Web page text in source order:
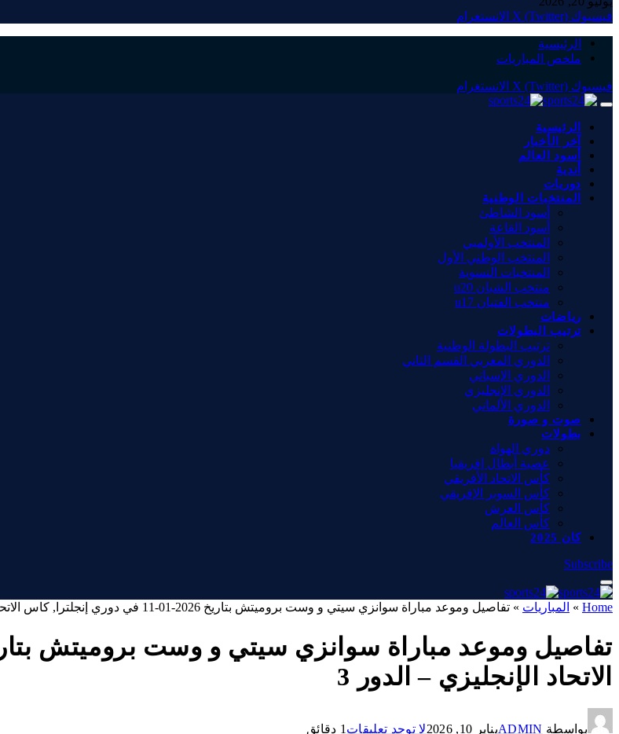
فيسبوك X (Twitter) الانستغرام
الرئيسية
ملخص المباريات
فيسبوك X (Twitter) الانستغرام
الرئيسية
آخر الأخبار
أسود العالم
أندية
دوريات
المنتخبات الوطنية
أسود الشاطئ
أسود القاعة
المنتخب الأولمبي
المنتخب الوطني الأول
المنتخبات النسوية
منتخب الشبان u20
منتخب الفتيان u17
رياضات
ترتيب البطولات
ترتيب البطولة الوطنية
الدوري المغربي القسم الثاني
الدوري الإسباني
الدوري الإنجليزي
الدوري الألماني
صوت و صورة
بطولات
دوري الهواة
عصبة أبطال إفريقيا
كأس الاتحاد الأفريقي
كأس السوبر الإفريقي
كأس العرش
كأس العالم
كان 2025
Subscribe
Home
» المباريات » تفاصيل وموعد مباراة سوانزي سيتي و وست بروميتش بتاريخ 2026-01-11 في دوري إنجلترا, كاس الاتحاد الإنجليزي – الدور 3
الاتحاد الإنجليزي – الدور 3
بواسطة ADMINيناير 10, 2026 لا توجد تعليقات 1 دقائق